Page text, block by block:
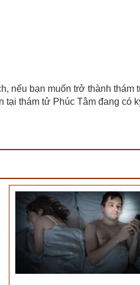
nếu bạn muốn trở thành
tại thám tử Phúc Tâm đang có